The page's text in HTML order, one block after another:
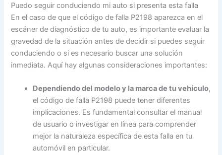
Puedo seguir conduciendo mi auto si presenta esta falla
En el caso de que el código de falla P2198 aparezca en el
escáner de diagnóstico de tu auto, es importante evaluar la
gravedad de la situación antes de decidir si puedes seguir
conduciendo o si es necesario buscar una solución
inmediata. Aquí hay algunas consideraciones importantes:
Dependiendo del modelo y la marca de tu vehículo,
el código de falla P2198 puede tener diferentes
implicaciones. Es fundamental consultar el manual
de usuario o investigar en línea para comprender
mejor la naturaleza específica de esta falla en tu
automóvil en particular.